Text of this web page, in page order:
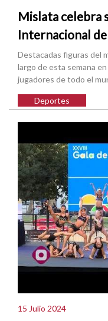
Mislata celebra
Internacional
Destacadas figuras del
largo de esta semana
jugadores de todo el
Deportes
15 Julio 2024